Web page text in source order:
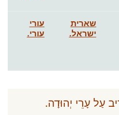
שארית
ישראל.
עורי
עורי.
עַל עָרֵי יְהוּדָה.